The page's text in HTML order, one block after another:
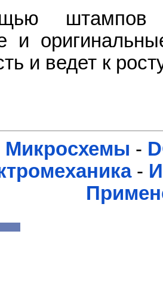
штампов
и
и ведет к
Микросхемы -
-